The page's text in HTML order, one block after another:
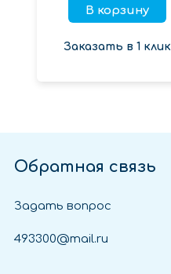
В корзину
Заказать в 1 клик
Обратная связь
Задать вопрос
493300@mail.ru